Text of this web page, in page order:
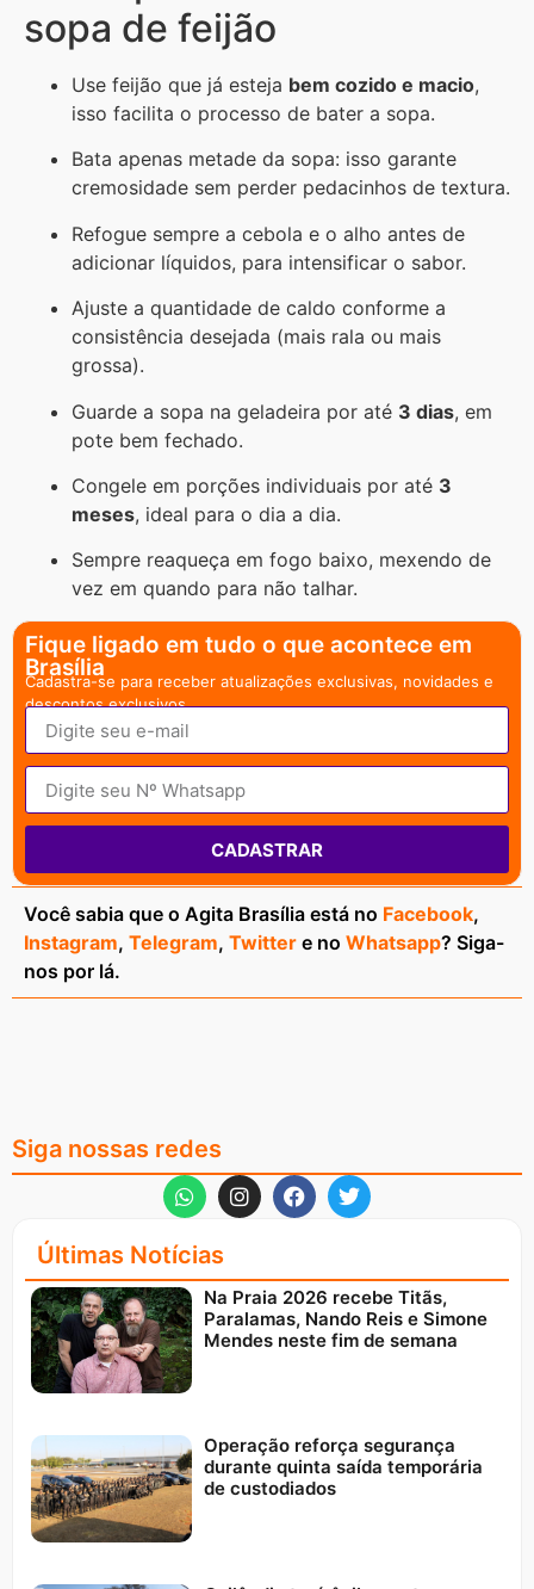
sopa de feijão
Use feijão que já esteja bem cozido e macio,
isso facilita o processo de bater a sopa.
Bata apenas metade da sopa: isso garante
cremosidade sem perder pedacinhos de textura.
Refogue sempre a cebola e o alho antes de
adicionar líquidos, para intensificar o sabor.
Ajuste a quantidade de caldo conforme a
consistência desejada (mais rala ou mais
grossa).
Guarde a sopa na geladeira por até 3 dias, em
pote bem fechado.
Congele em porções individuais por até 3
meses, ideal para o dia a dia.
Sempre reaqueça em fogo baixo, mexendo de
vez em quando para não talhar.
Fique ligado em tudo o que acontece em
Brasília
Cadastra-se para receber atualizações exclusivas, novidades e
descontos exclusivos.
CADASTRAR
Você sabia que o Agita Brasília está no Facebook,
Instagram, Telegram, Twitter e no Whatsapp? Siga-
nos por lá.
Siga nossas redes
Últimas Notícias
Na Praia 2026 recebe Titãs,
Paralamas, Nando Reis e Simone
Mendes neste fim de semana
Operação reforça segurança
durante quinta saída temporária
de custodiados